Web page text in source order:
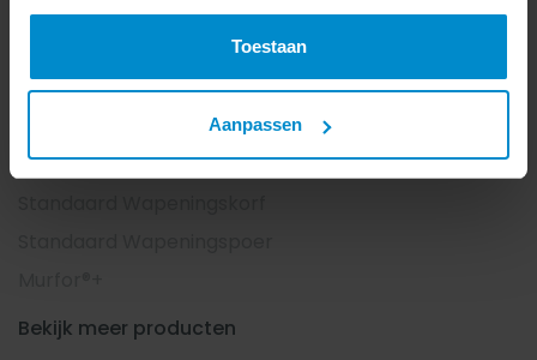
Toestaan
Aanpassen
Gerelateerde Projecten
Gerelateerde producten
Bekijk meer producten